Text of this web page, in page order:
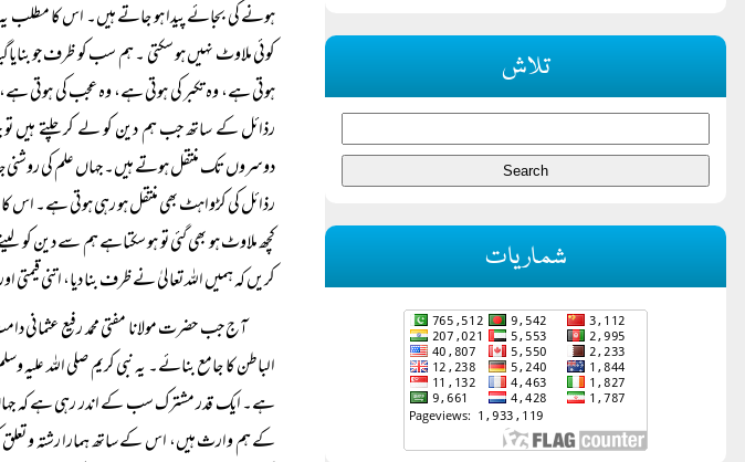
ہونے کی بجائے پیدا ہو جاتے ہیں۔ اس کا مطلب یہ
کوئی ملاوٹ نہیں ہو سکتی ۔ ہم سب کو ظرف جو
ہوتی ہے، وہ تکبر کی ہوتی ہے، وہ عجب کی ہوتی
رذائل کے ساتھ جب ہم دین کو لے کر چلتے ہیں
دوسروں تک منتقل ہوتے ہیں۔ جہاں علم کی روشنی
رذائل کی کڑواہٹ بھی منتقل ہو رہی ہوتی ہے۔ اس
کچھ ملاوٹ ہو بھی گئی تو ہو سکتاہے ہم سے دین
کریں کہ ہمیں اللہ تعالیٰ نے ظرف بنا دیا، اتنی
آج جب حضرت مولانا مفتی محمد رفیع عثمانی
الباطن کا جامع بنائے۔ یہ نبی کریم صلی
ہے۔ ایک قدر مشترک سب کے اندر رہی ہے کہ جہاں
کے ہم وارث ہیں، اس کے ساتھ ہمارا رشتہ و
تلاش
شماریات